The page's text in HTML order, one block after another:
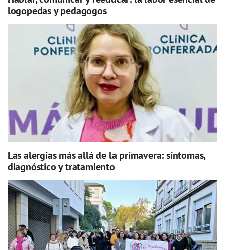
logopedas y pedagogos
Las alergias más allá de la primavera: síntomas,
diagnóstico y tratamiento